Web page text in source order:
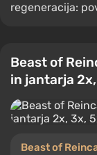
regeneracija:
Beast of
in jantarja
Beast of